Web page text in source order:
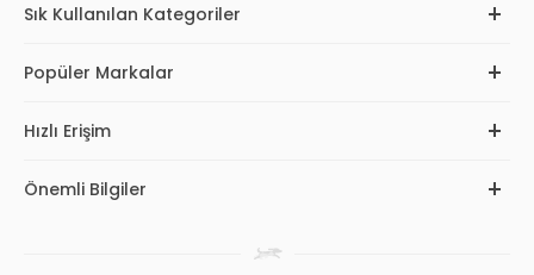
Sık Kullanılan Kategoriler
Popüler Markalar
Hızlı Erişim
Önemli Bilgiler